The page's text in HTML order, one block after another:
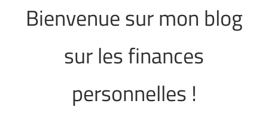
Bienvenue sur mon blog
sur les finances
personnelles !